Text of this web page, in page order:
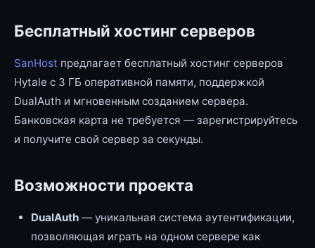
Бесплатный хостинг серверов
SanHost предлагает бесплатный хостинг серверов
Hytale с 3 ГБ оперативной памяти, поддержкой
DualAuth и мгновенным созданием сервера.
Банковская карта не требуется — зарегистрируйтесь
и получите свой сервер за секунды.
Возможности проекта
DualAuth — уникальная система аутентификации,
позволяющая играть на одном сервере как